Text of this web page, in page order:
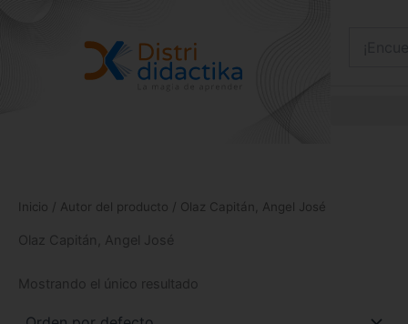
Inicio / Autor del producto / Olaz Capitán, Angel José
Olaz Capitán, Angel José
Mostrando el único resultado